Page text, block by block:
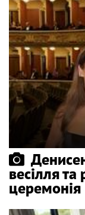
весілля
церемонія